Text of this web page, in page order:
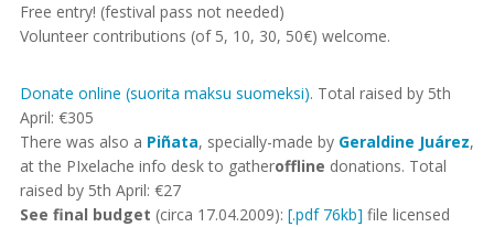
Free entry! (festival pass not needed)
Volunteer contributions (of 5, 10, 30, 50€) welcome.
Donate online (suorita maksu suomeksi). Total raised by 5th
April: €305
There was also a Piñata, specially-made by Geraldine Juárez,
at the PIxelache info desk to gatheroffline donations. Total
raised by 5th April: €27
See final budget (circa 17.04.2009): [.pdf 76kb] file licensed